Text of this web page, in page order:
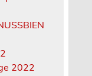
2022